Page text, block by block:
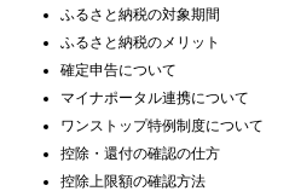
ふるさと納税の対象期間
ふるさと納税のメリット
確定申告について
マイナポータル連携について
ワンストップ特例制度について
控除・還付の確認の仕方
控除上限額の確認方法